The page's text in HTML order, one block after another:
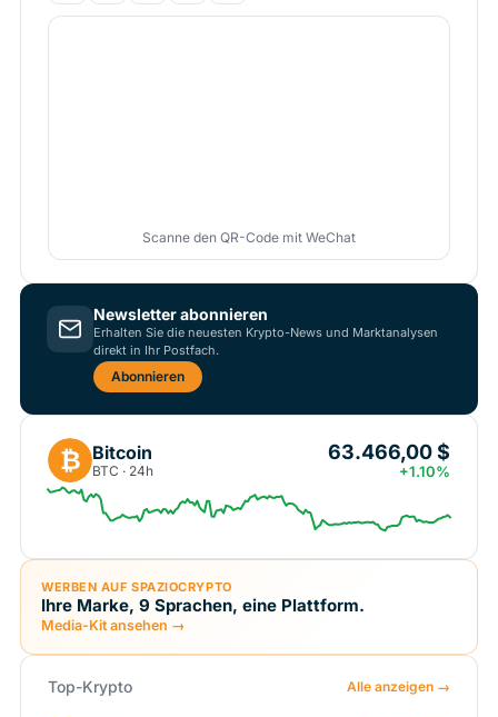
Scanne den QR-Code mit WeChat
Newsletter abonnieren
Erhalten Sie die neuesten Krypto-News und Marktanalysen
direkt in Ihr Postfach.
Abonnieren
₿ Bitcoin
BTC · 24h
63.466,00 $
+1.10%
WERBEN AUF SPAZIOCRYPTO
Ihre Marke, 9 Sprachen, eine Plattform.
Media-Kit ansehen →
Top-Krypto Alle anzeigen →